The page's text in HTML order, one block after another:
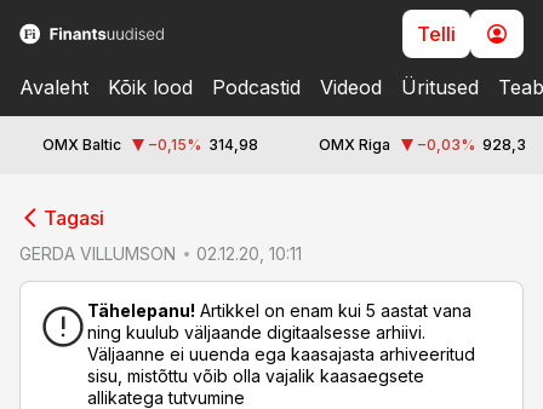
Telli
Avaleht Kõik lood Podcastid Videod Üritused
OMX Baltic −0,15% 314,98 OMX Riga −0,03% 928,3
Tagasi
GERDA VILLUMSON 02.12.20, 10:11
Tähelepanu! Artikkel on enam kui 5 aastat vana
ning kuulub väljaande digitaalsesse arhiivi.
Väljaanne ei uuenda ega kaasajasta arhiveeritud
sisu, mistõttu võib olla vajalik kaasaegsete
allikatega tutvumine